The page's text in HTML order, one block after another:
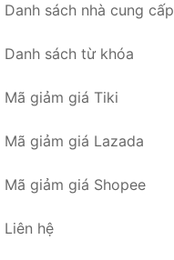
Danh sách nhà cung cấp
Danh sách từ khóa
Mã giảm giá Tiki
Mã giảm giá Lazada
Mã giảm giá Shopee
Liên hệ